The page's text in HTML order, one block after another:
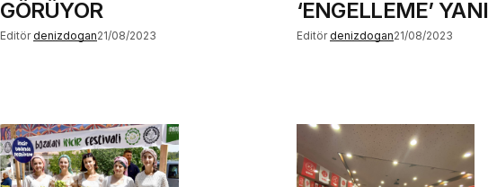
GÖRÜYOR
Editör denizdogan21/08/2023
‘ENGELLEME’
Editör denizdogan21/08/2023